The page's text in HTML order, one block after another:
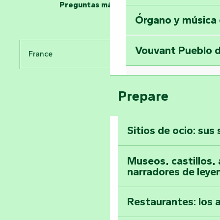
Viaje en el
Suba a lo alto de
Órgano y
Vouvant Pueblo
Toda la agenda
Prepare
Sitios de ocio: sus
Museos, castillos,
narradores de
Restaurantes: los
Preguntas más frecuentes
France